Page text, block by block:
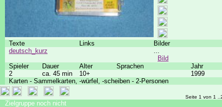
Texte Links
Bilder
deutsch_kurz
...
Bild
Spieler
Dauer Alter Sprachen
Jahr
2
ca. 45 min 10+
1999
Karten - Sammelkarten, -würfel, -scheiben - 2-Personen
Seite 1 von 1
Zielgruppe noch nicht